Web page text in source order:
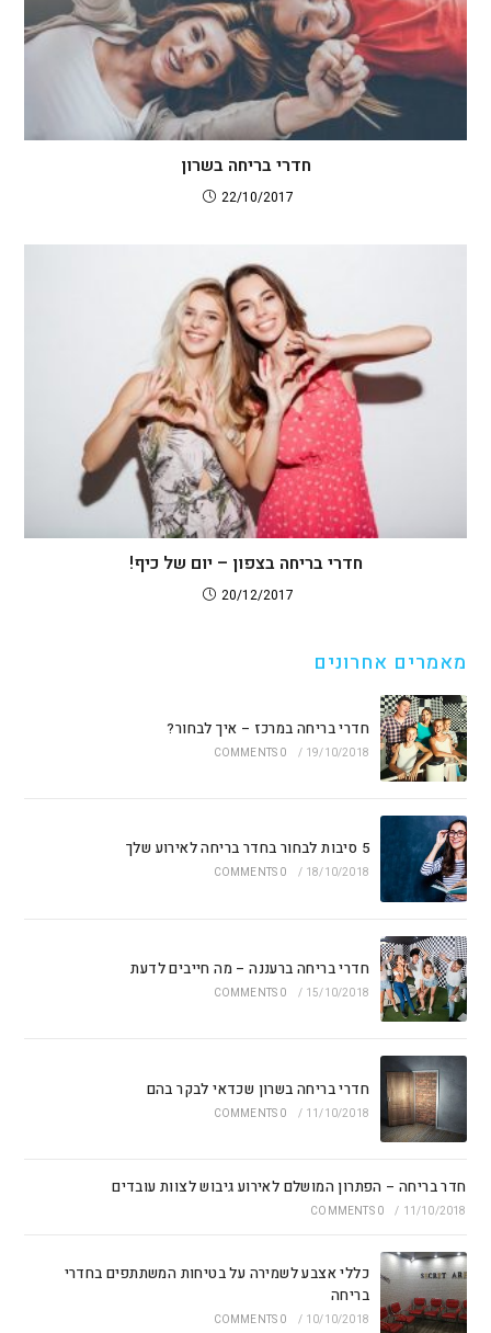
חדרי בריחה בשרון
22/10/2017
חדרי בריחה בצפון – יום של כיף!
20/12/2017
מאמרים אחרונים
חדרי בריחה במרכז – איך לבחור?
19/10/2018
/
0 COMMENTS
5 סיבות לבחור בחדר בריחה לאירוע שלך
18/10/2018
/
0 COMMENTS
חדרי בריחה ברעננה – מה חייבים לדעת
15/10/2018
/
0 COMMENTS
חדרי בריחה בשרון שכדאי לבקר בהם
11/10/2018
/
0 COMMENTS
חדר בריחה – הפתרון המושלם לאירוע גיבוש לצוות עובדים
11/10/2018
/
0 COMMENTS
כללי אצבע לשמירה על בטיחות המשתתפים בחדרי
בריחה
10/10/2018
/
0 COMMENTS